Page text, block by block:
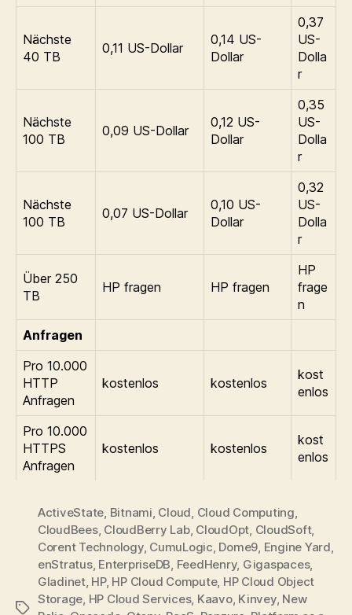
Nächste
40 TB
0,11 US-Dollar
0,14 US-
Dollar
0,37
US-
Dolla
r
Nächste
100 TB
0,09 US-Dollar
0,12 US-
Dollar
0,35
US-
Dolla
r
Nächste
100 TB
0,07 US-Dollar
0,10 US-
Dollar
0,32
US-
Dolla
r
Über 250
TB
HP fragen HP fragen
HP
frage
n
Anfragen
Pro 10.000
HTTP
Anfragen
kostenlos kostenlos
kost
enlos
Pro 10.000
HTTPS
Anfragen
kostenlos kostenlos
kost
enlos
Tags
ActiveState Bitnami Cloud Cloud Computing
CloudBees, CloudBerry Lab, CloudOpt CloudSoft,
Corent Technology, CumuLogic Dome9 Engine Yard
enStratus, EnterpriseDB FeedHenry, Gigaspaces,
Gladinet, HP, HP Cloud Compute, HP Cloud Object
Storage HP Cloud Services, Kaavo, Kinvey, New